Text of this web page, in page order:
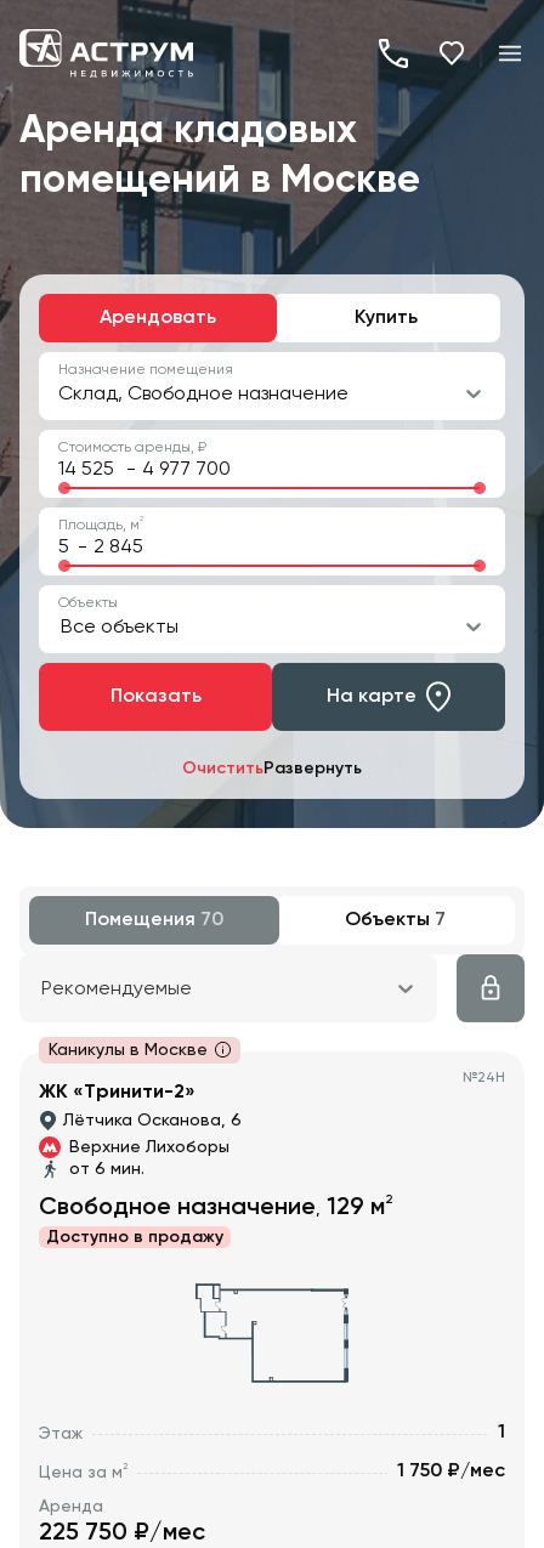
+7
(495)
260-
19-
Аренда кладовых
помещений в Москве
Арендовать Купить
ОчиститьРазвернуть
Назначение помещения
Склад, Свободное назначение
Стоимость аренды, ₽
-
Площадь, м2
-
Объекты
Все объекты
Показать На карте
Помещения 70 Объекты 7
Рекомендуемые
Каникулы в Москве
№24Н
ЖК «Тринити-2»
Лётчика Осканова, 6
Верхние Лихоборы
от 6 мин.
Свободное назначение, 129 м2
Доступно в продажу
Этаж 1
Цена за м2 1 750 ₽/мес
Аренда
225 750 ₽/мес